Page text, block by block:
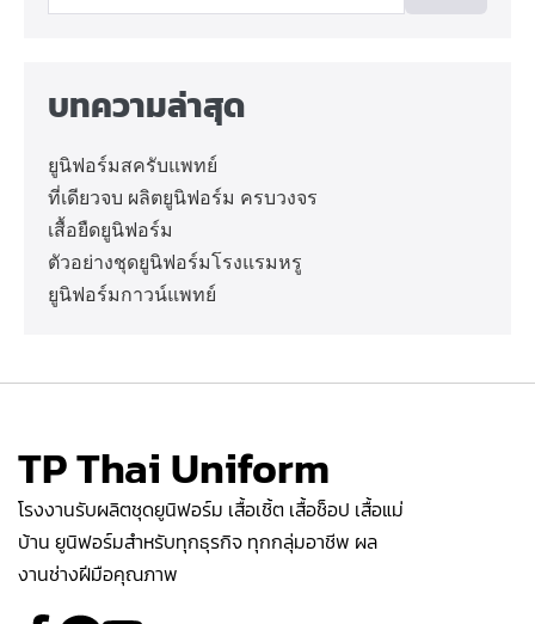
บทความล่าสุด
ยูนิฟอร์มสครับแพทย์
ที่เดียวจบ ผลิตยูนิฟอร์ม ครบวงจร
เสื้อยืดยูนิฟอร์ม
ตัวอย่างชุดยูนิฟอร์มโรงแรมหรู
ยูนิฟอร์มกาวน์แพทย์
TP Thai Uniform
โรงงานรับผลิตชุดยูนิฟอร์ม เสื้อเชิ้ต เสื้อช็อป เสื้อแม่
บ้าน ยูนิฟอร์มสำหรับทุกธุรกิจ ทุกกลุ่มอาชีพ ผล
งานช่างฝีมือคุณภาพ